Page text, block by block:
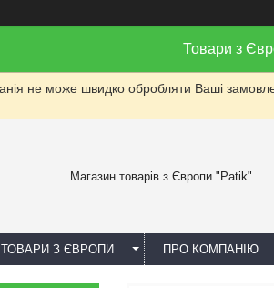
Товари з
не може швидко обробляти Ваші
Магазин товарів з Європи "Patik"
ТОВАРИ З ЄВРОПИ ПРО КОМПАНІЮ